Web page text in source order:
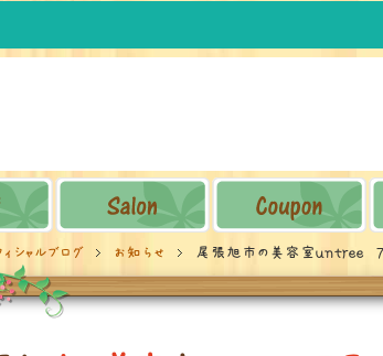
シャルブログ お知らせ 尾張旭市の美容室ｕｎｔｒｅｅ